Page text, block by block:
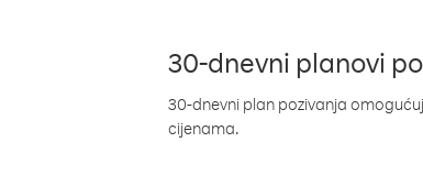
30-dnevni planovi
30-dnevni plan pozivanja
cijenama.